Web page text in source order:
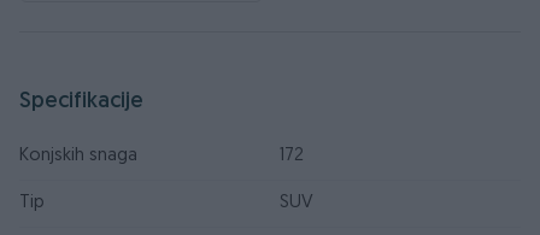
Specifikacije
Konjskih snaga 172
Tip SUV